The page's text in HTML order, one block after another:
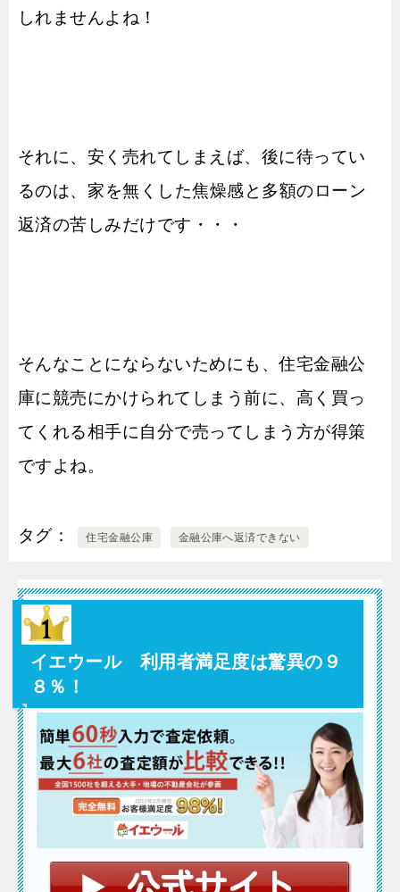
しれませんよね！
それに、安く売れてしまえば、後に待ってい
るのは、家を無くした焦燥感と多額のローン
返済の苦しみだけです・・・
そんなことにならないためにも、住宅金融公
庫に競売にかけられてしまう前に、高く買っ
てくれる相手に自分で売ってしまう方が得策
ですよね。
タグ 住宅金融公庫 金融公庫へ返済できない
イエウール 利用者満足度は驚異の９
８％！